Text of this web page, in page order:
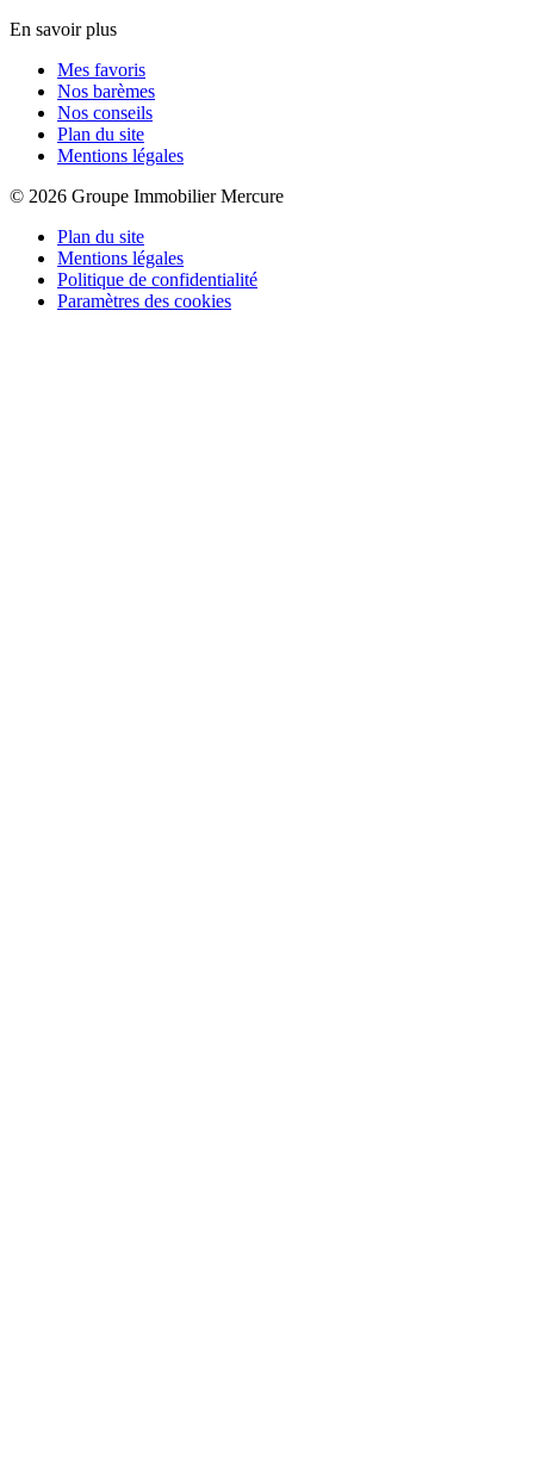
En savoir plus
Mes favoris
Nos barèmes
Nos conseils
Plan du site
Mentions légales
© 2026 Groupe Immobilier Mercure
Plan du site
Mentions légales
Politique de confidentialité
Paramètres des cookies